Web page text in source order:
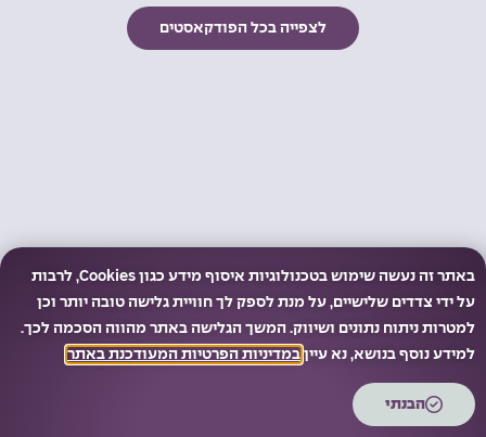
לצפייה בכל הפודקאסטים
באתר זה נעשה שימוש בטכנולוגיות איסוף מידע כגון Cookies, לרבות
על ידי צדדים שלישיים, על מנת לספק לך חוויית גלישה טובה יותר וכן
למטרות ניתוח נתונים ושיווק. המשך הגלישה באתר מהווה הסכמה לכך.
למידע נוסף בנושא, נא עיין במדיניות הפרטיות המעודכנת באתר
הבנתי